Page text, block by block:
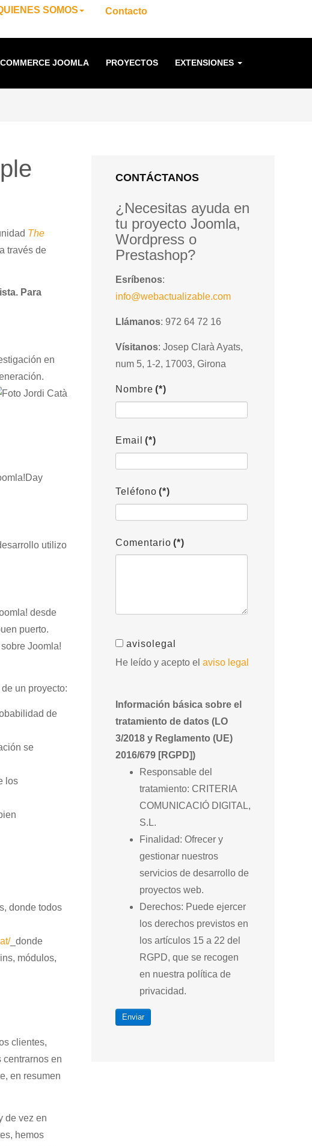
SOMOS Contacto
JOOMLA PROYECTOS EXTENSIONES
The
través de
Para
en
utilizo
desde
puerto.
Joomla!
un proyecto:
de
se
los
donde todos
_donde
módulos,
clientes,
centrarnos en
en resumen
de vez en
hemos
CONTÁCTANOS
¿Necesitas ayuda en
tu proyecto Joomla,
Wordpress o
Prestashop?
Esríbenos:
info@webactualizable.com
Llámanos: 972 64 72 16
Vísitanos: Josep Clarà Ayats,
num 5, 1-2, 17003, Girona
Nombre (*)
Email (*)
Teléfono (*)
Comentario (*)
avisolegal
He leído y acepto el aviso legal
Información básica sobre el
tratamiento de datos (LO
3/2018 y Reglamento (UE)
2016/679 [RGPD])
Responsable del
tratamiento: CRITERIA
COMUNICACIÓ DIGITAL,
S.L.
Finalidad: Ofrecer y
gestionar nuestros
servicios de desarrollo de
proyectos web.
Derechos: Puede ejercer
los derechos previstos en
los artículos 15 a 22 del
RGPD, que se recogen
en nuestra política de
privacidad.
Enviar